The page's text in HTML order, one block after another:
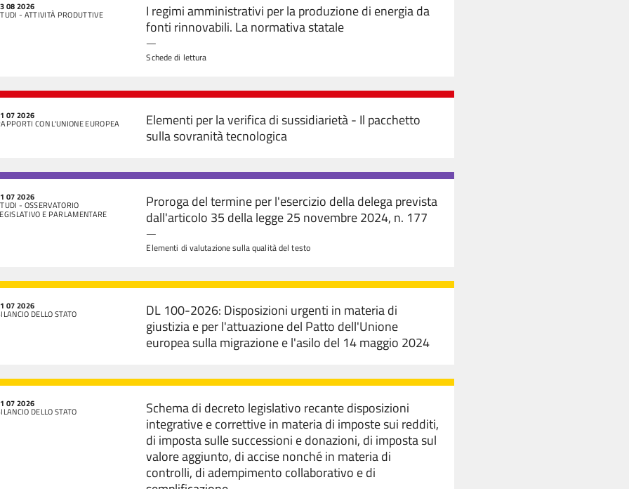
08 2026
- ATTIVITÀ PRODUTTIVE
I regimi amministrativi per la produzione di energia da
fonti rinnovabili. La normativa statale
—
Schede di lettura
07 2026
CON L'UNIONE EUROPEA
Elementi per la verifica di sussidiarietà - Il pacchetto
sulla sovranità tecnologica
07 2026
- OSSERVATORIO
E PARLAMENTARE
Proroga del termine per l'esercizio della delega prevista
dall'articolo 35 della legge 25 novembre 2024, n. 177
—
Elementi di valutazione sulla qualità del testo
07 2026
DELLO STATO
DL 100-2026: Disposizioni urgenti in materia di
giustizia e per l'attuazione del Patto dell'Unione
europea sulla migrazione e l'asilo del 14 maggio 2024
07 2026
DELLO STATO
Schema di decreto legislativo recante disposizioni
integrative e correttive in materia di imposte sui redditi,
di imposta sulle successioni e donazioni, di imposta sul
valore aggiunto, di accise nonché in materia di
controlli, di adempimento collaborativo e di